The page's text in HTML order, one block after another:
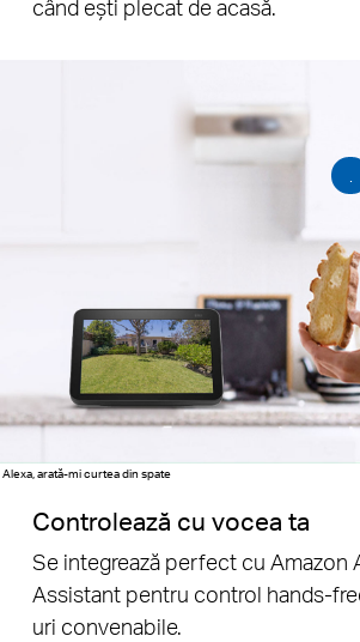
când ești plecat de acasă.
Alexa, arată-mi curtea din spate
.
Controlează cu vocea ta
Se integrează perfect cu Amazon
Assistant pentru control hands-
uri convenabile.